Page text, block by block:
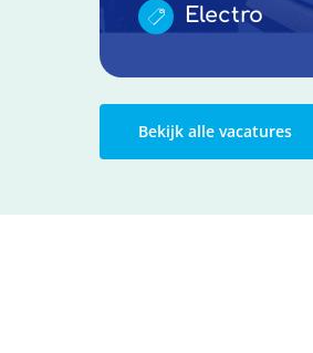
Electro
Bekijk alle vacatures